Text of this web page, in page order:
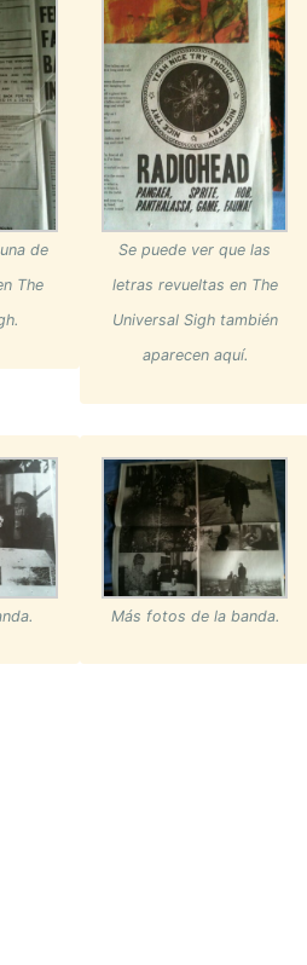
de
The
Se puede ver que las
letras revueltas en The
Universal Sigh también
aparecen aquí.
Más fotos de la banda.